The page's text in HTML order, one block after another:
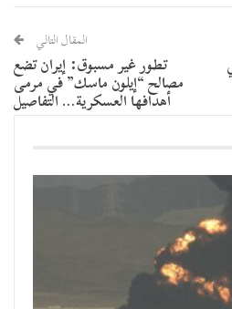
المقال التالي
تطور غير مسبوق: إيران تضع
مصالح “إيلون ماسك” في مرمى
أهدافها العسكرية… التفاصيل